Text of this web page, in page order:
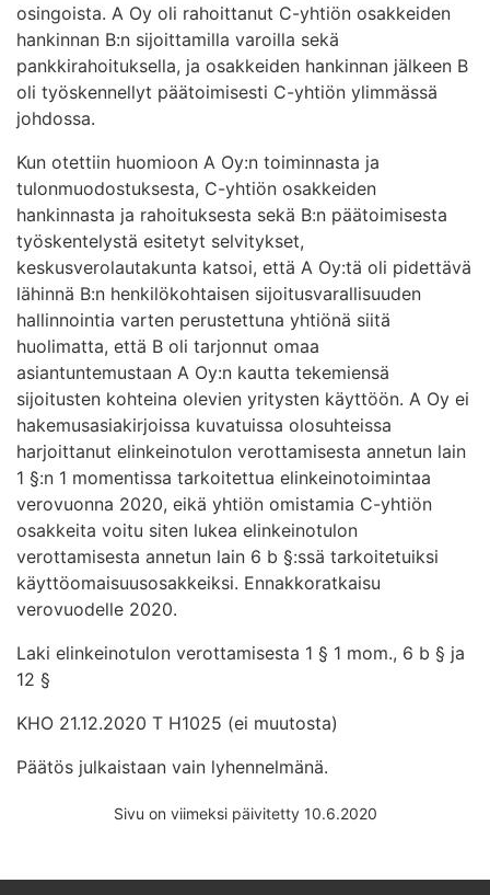
osingoista. A Oy oli rahoittanut C-yhtiön osakkeiden
hankinnan B:n sijoittamilla varoilla sekä
pankkirahoituksella, ja osakkeiden hankinnan jälkeen B
oli työskennellyt päätoimisesti C-yhtiön ylimmässä
johdossa.
Kun otettiin huomioon A Oy:n toiminnasta ja
tulonmuodostuksesta, C-yhtiön osakkeiden
hankinnasta ja rahoituksesta sekä B:n päätoimisesta
työskentelystä esitetyt selvitykset,
keskusverolautakunta katsoi, että A Oy:tä oli pidettävä
lähinnä B:n henkilökohtaisen sijoitusvarallisuuden
hallinnointia varten perustettuna yhtiönä siitä
huolimatta, että B oli tarjonnut omaa
asiantuntemustaan A Oy:n kautta tekemiensä
sijoitusten kohteina olevien yritysten käyttöön. A Oy ei
hakemusasiakirjoissa kuvatuissa olosuhteissa
harjoittanut elinkeinotulon verottamisesta annetun lain
1 §:n 1 momentissa tarkoitettua elinkeinotoimintaa
verovuonna 2020, eikä yhtiön omistamia C-yhtiön
osakkeita voitu siten lukea elinkeinotulon
verottamisesta annetun lain 6 b §:ssä tarkoitetuiksi
käyttöomaisuusosakkeiksi. Ennakkoratkaisu
verovuodelle 2020.
Laki elinkeinotulon verottamisesta 1 § 1 mom., 6 b § ja
12 §
KHO 21.12.2020 T H1025 (ei muutosta)
Päätös julkaistaan vain lyhennelmänä.
Sivu on viimeksi päivitetty 10.6.2020